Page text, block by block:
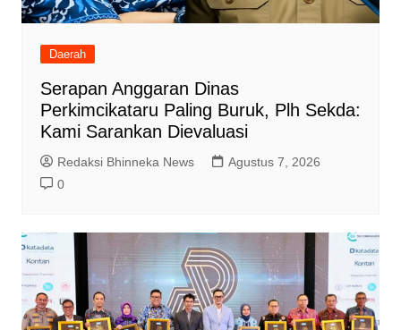
Daerah
Serapan Anggaran Dinas
Perkimcikataru Paling Buruk, Plh Sekda:
Kami Sarankan Dievaluasi
Redaksi Bhinneka News
Agustus 7, 2026
0